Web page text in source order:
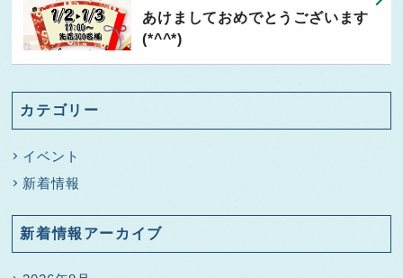
あけましておめでとうございます
(*^^*)
カテゴリー
イベント
新着情報
新着情報アーカイブ